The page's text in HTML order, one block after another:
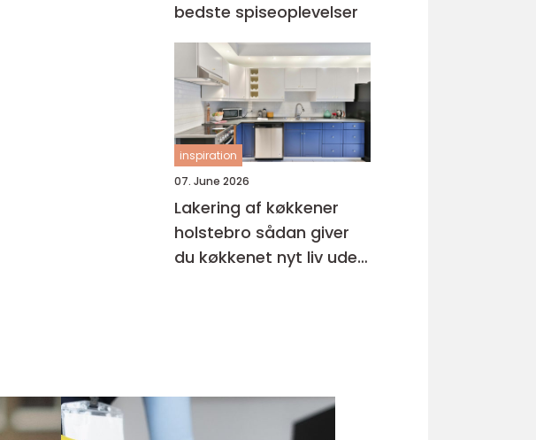
bedste spiseoplevelser
inspiration
07. June 2026
Lakering af køkkener
holstebro sådan giver
du køkkenet nyt liv uden